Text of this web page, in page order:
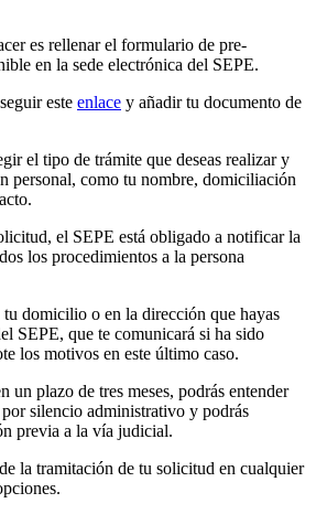
es rellenar el formulario de pre-
en la sede electrónica del SEPE.
este enlace y añadir tu documento de
el tipo de trámite que deseas realizar y
personal, como tu nombre, domiciliación
el SEPE está obligado a notificar la
los procedimientos a la persona
domicilio o en la dirección que hayas
SEPE, que te comunicará si ha sido
los motivos en este último caso.
un plazo de tres meses, podrás entender
silencio administrativo y podrás
previa a la vía judicial.
la tramitación de tu solicitud en cualquier